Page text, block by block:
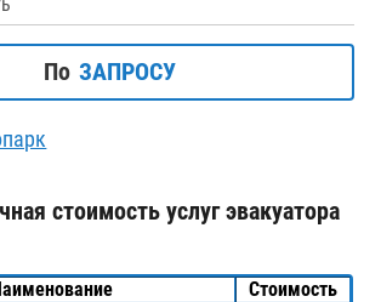
По ЗАПРОСУ
стоимость услуг эвакуатора
Стоимость